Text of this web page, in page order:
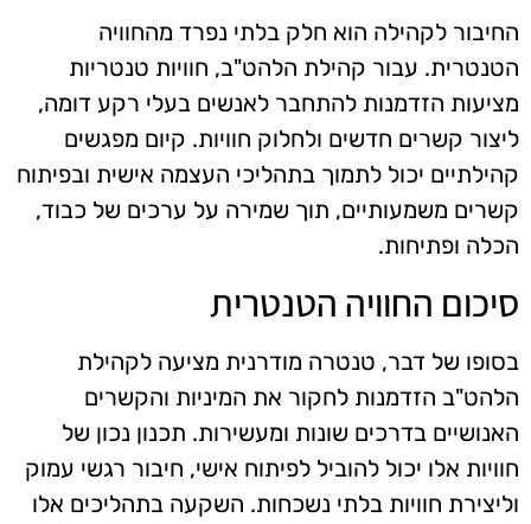
החיבור לקהילה הוא חלק בלתי נפרד מהחוויה
הטנטרית. עבור קהילת הלהט"ב, חוויות טנטריות
מציעות הזדמנות להתחבר לאנשים בעלי רקע דומה,
ליצור קשרים חדשים ולחלוק חוויות. קיום מפגשים
קהילתיים יכול לתמוך בתהליכי העצמה אישית ובפיתוח
קשרים משמעותיים, תוך שמירה על ערכים של כבוד,
הכלה ופתיחות.
סיכום החוויה הטנטרית
בסופו של דבר, טנטרה מודרנית מציעה לקהילת
הלהט"ב הזדמנות לחקור את המיניות והקשרים
האנושיים בדרכים שונות ומעשירות. תכנון נכון של
חוויות אלו יכול להוביל לפיתוח אישי, חיבור רגשי עמוק
וליצירת חוויות בלתי נשכחות. השקעה בתהליכים אלו